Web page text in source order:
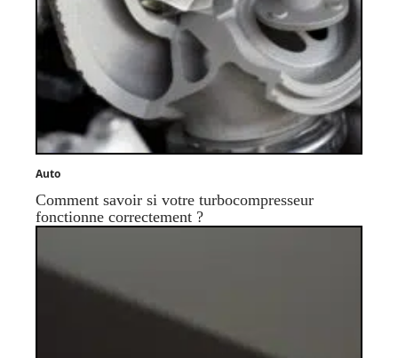
Auto
Comment savoir si votre turbocompresseur
fonctionne correctement ?